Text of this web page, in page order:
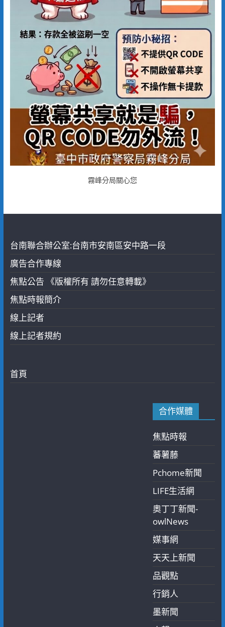
霧峰分局關心您
台南聯合辦公室:台南市安南區安中路一段
廣告合作專線
焦點公告 《版權所有 請勿任意轉載》
焦點時報簡介
線上記者
線上記者規約
首頁
合作媒體
焦點時報
蕃薯藤
Pchome新聞
LIFE生活網
奧丁丁新聞-
owlNews
媒事網
天天上新聞
品觀點
行銷人
墨新聞